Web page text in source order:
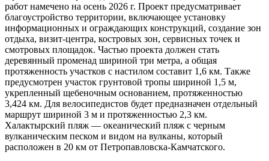
работ намечено на осень 2026 г. Проект предусматривает
благоустройство территории, включающее установку
информационных и ограждающих конструкций, создание зон
отдыха, визит-центра, костровых зон, сервисных точек и
смотровых площадок. Частью проекта должен стать
деревянный променад шириной три метра, а общая
протяженность участков с настилом составит 1,6 км. Также
предусмотрен участок грунтовой тропы шириной 1,5 м,
укрепленный щебеночным основанием, протяженностью
3,424 км. Для велосипедистов будет предназначен отдельный
маршрут шириной 3 м и протяженностью 2,3 км.
Халактырский пляж — океанический пляж с черным
вулканическим песком и видом на вулканы, который
расположен в 20 км от Петропавловска-Камчатского.